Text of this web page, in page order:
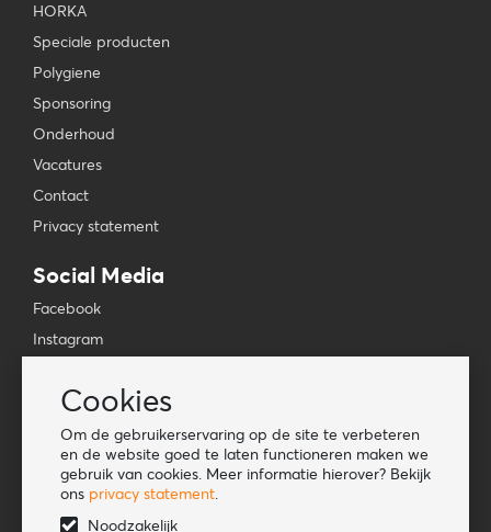
Cookies
Om de gebruikerservaring op de site te verbeteren
en de website goed te laten functioneren maken we
gebruik van cookies. Meer informatie hierover? Bekijk
ons privacy statement.
Noodzakelijk
HORKA
Speciale producten
Polygiene
Sponsoring
Onderhoud
Vacatures
Contact
Privacy statement
Social Media
Facebook
Instagram
TikTok
Tools
Lookbook
Nieuwe klant